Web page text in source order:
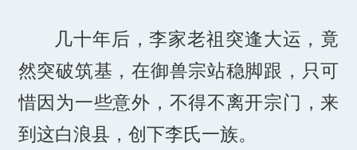
几十年后，李家老祖突逢大运，竟
然突破筑基，在御兽宗站稳脚跟，只可
惜因为一些意外，不得不离开宗门，来
到这白浪县，创下李氏一族。